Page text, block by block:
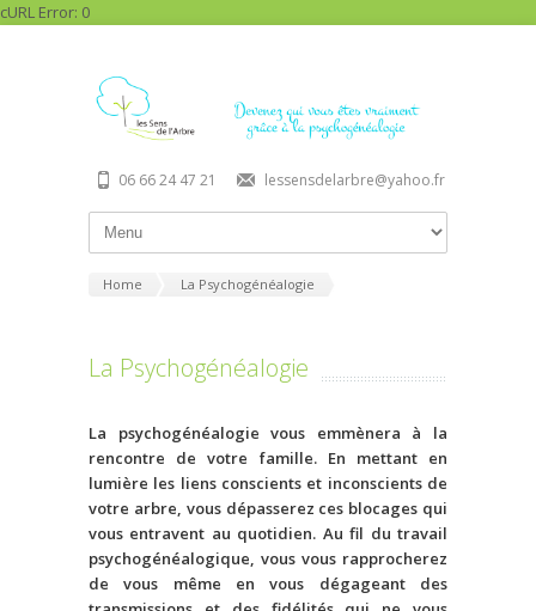
cURL Error: 0
06 66 24 47 21 lessensdelarbre@yahoo.fr
Home La Psychogénéalogie
La Psychogénéalogie
La psychogénéalogie vous emmènera à la
rencontre de votre famille. En mettant en
lumière les liens conscients et inconscients de
votre arbre, vous dépasserez ces blocages qui
vous entravent au quotidien. Au fil du travail
psychogénéalogique, vous vous rapprocherez
de vous même en vous dégageant des